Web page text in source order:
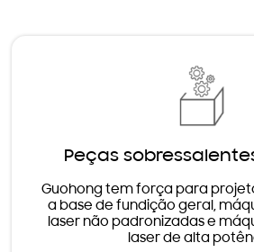
Peças
Guohong tem força para
a base de fundição geral,
laser não padronizadas e
laser de alta